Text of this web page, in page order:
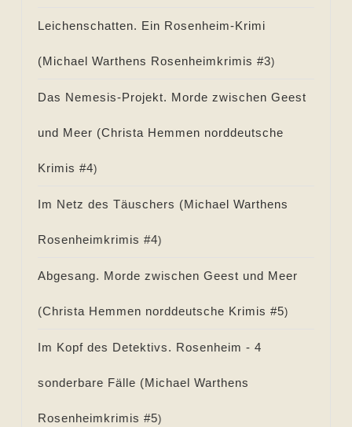
Leichenschatten. Ein Rosenheim-Krimi
(Michael Warthens Rosenheimkrimis #3)
Das Nemesis-Projekt. Morde zwischen Geest
und Meer (Christa Hemmen norddeutsche
Krimis #4)
Im Netz des Täuschers (Michael Warthens
Rosenheimkrimis #4)
Abgesang. Morde zwischen Geest und Meer
(Christa Hemmen norddeutsche Krimis #5)
Im Kopf des Detektivs. Rosenheim - 4
sonderbare Fälle (Michael Warthens
Rosenheimkrimis #5)